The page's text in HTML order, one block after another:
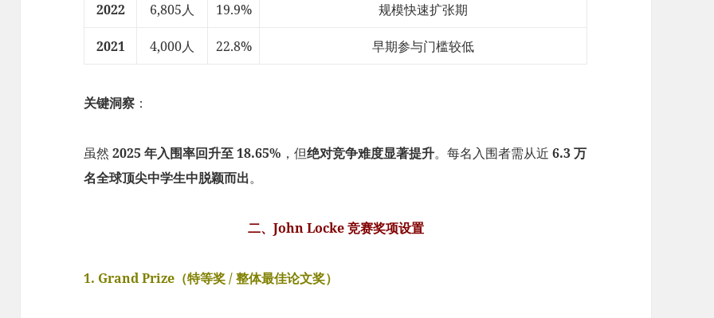
2022 6,805人 19.9% 规模快速扩张期
2021 4,000人 22.8% 早期参与门槛较低
关键洞察 ：
虽然2025 年入围率回升至 18.65% ，但绝对竞争难度显著提升。每名入围者需从近6.3 万
名全球顶尖中学生中脱颖而出。
二、John Locke 竞赛奖项设置
1. Grand Prize（特等奖 / 整体最佳论文奖）